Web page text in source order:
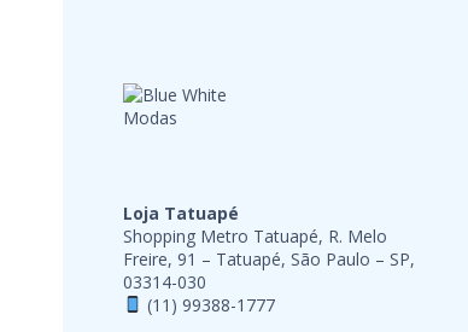
Loja Tatuapé
Shopping Metro Tatuapé, R. Melo
Freire, 91 – Tatuapé, São Paulo – SP,
03314-030
(11) 99388-1777